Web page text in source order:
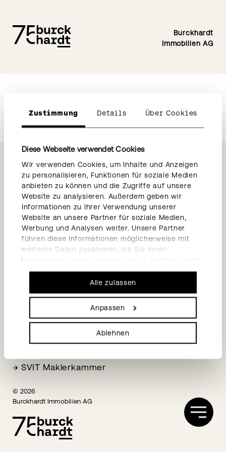
Zustimmung Details Über Cookies
Diese Webseite verwendet Cookies
Wir verwenden Cookies, um Inhalte und Anzeigen
zu personalisieren, Funktionen für soziale Medien
anbieten zu können und die Zugriffe auf unsere
Website zu analysieren. Außerdem geben wir
Informationen zu Ihrer Verwendung unserer
Website an unsere Partner für soziale Medien,
Werbung und Analysen weiter. Unsere Partner
führen diese Informationen möglicherweise mit
weiteren Daten zusammen, die Sie ihnen
bereitgestellt haben oder die sie im Rahmen Ihrer
Nutzung der Dienste gesammelt haben.
Alle zulassen
Anpassen
Ablehnen
Burckhardt
Immobilien AG
Weitere Links
Burckhardt Entwicklungen
Burckhardt Architektur
Impressum
Datenschutzerklärung
Facebook
Mitgliedschaften
HEV Basel-Stadt
→ SVIT Maklerkammer
© 2026
Burckhardt Immobilien AG